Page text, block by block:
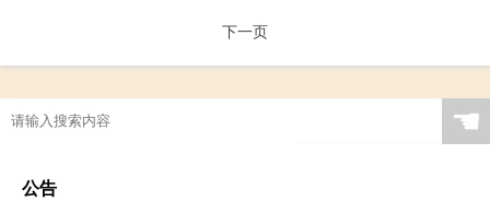
下一页
☚
公告